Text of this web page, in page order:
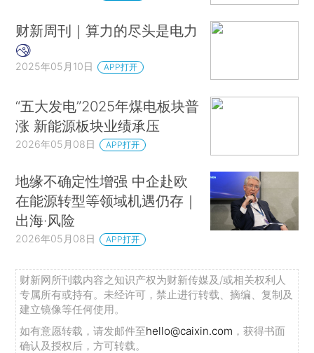
财新周刊｜算力的尽头是电力
2025年05月10日 APP打开
“五大发电”2025年煤电板块普
涨 新能源板块业绩承压
2026年05月08日 APP打开
地缘不确定性增强 中企赴欧
在能源转型等领域机遇仍存｜
出海·风险
2026年05月08日 APP打开
财新网所刊载内容之知识产权为财新传媒及/或相关权利人
专属所有或持有。未经许可，禁止进行转载、摘编、复制及
建立镜像等任何使用。
如有意愿转载，请发邮件至hello@caixin.com ，获得书面
确认及授权后，方可转载。